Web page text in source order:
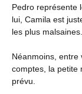
Pedro représente
lui, Camila est
les plus malsaines.
Néanmoins, entre
comptes, la petite
prévu.